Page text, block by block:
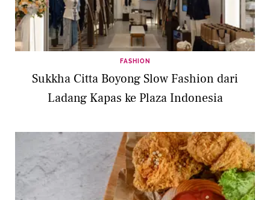
FASHION
Sukkha Citta Boyong Slow Fashion dari
Ladang Kapas ke Plaza Indonesia